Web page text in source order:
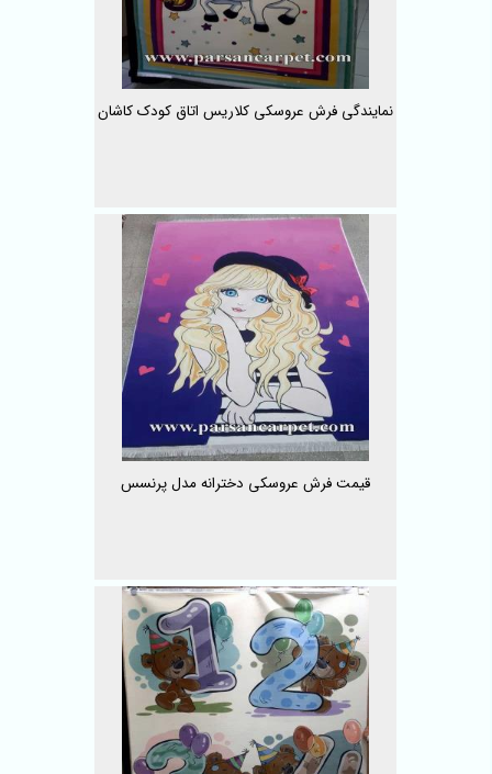
نمایندگی فرش عروسکی کلاریس اتاق کودک کاشان
قیمت فرش عروسکی دخترانه مدل پرنسس